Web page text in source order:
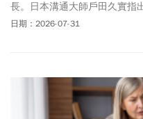
長。日本溝通大師戶田久實指
回饋的起點。
日期：2026-07-31